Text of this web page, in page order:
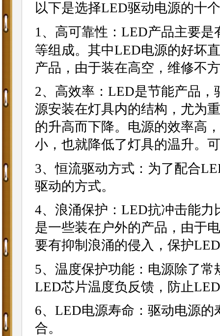
以下是选择LED驱动电源的十
1、高可靠性：LED产品主要是
等组成。其中LED电源的好坏
产品，由于装在高空，维修不
2、高效率：LED是节能产品
源安装在灯具内的结构，尤为
的升高而下降。电源的效率高
小，也就降低了灯具的温升。
3、恒流驱动方式：为了配合
驱动的方式。
4、浪涌保护：LED抗冲击能
是一些装在户外的产品，由于
要有抑制浪涌的侵入，保护
5、温度保护功能：电源除了
LED芯片温度负反馈，防止
6、LED电源寿命：驱动电源
合。